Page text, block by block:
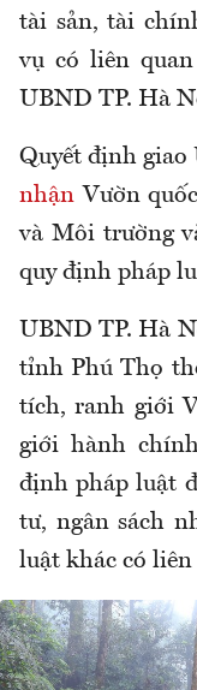
tài sản, tài
vụ có liên
UBND TP. Hà
Quyết định giao
nhận Vườn
và Môi trường
quy định pháp
UBND TP. Hà
tỉnh Phú Thọ
tích, ranh giới
giới hành
định pháp luật
tư, ngân sách
luật khác có liên